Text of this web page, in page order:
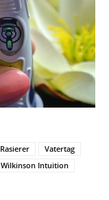
Rasierer
Vatertag
Wilkinson Intuition